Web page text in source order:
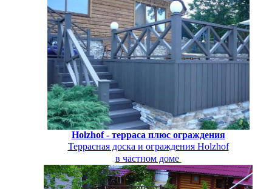
Holzhof - терраса плюс ограждения
Террасная доска и ограждения Holzhof
в частном доме